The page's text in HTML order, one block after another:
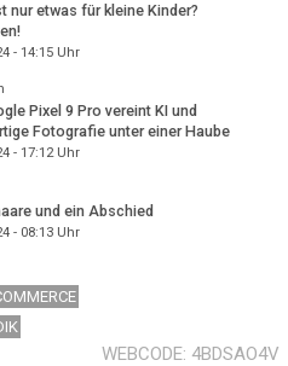
nur etwas für kleine Kinder?
- 14:15Uhr
Pixel 9 Pro vereint KI und
Fotografie unter einer Haube
- 17:12Uhr
und ein Abschied
- 08:13Uhr
WEBCODE 4BDSAO4V